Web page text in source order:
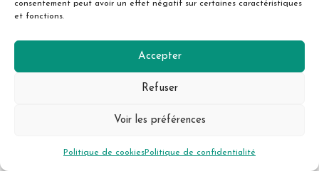
consentement peut avoir un effet négatif sur certaines caractéristiques
et fonctions.
Accepter
Refuser
Voir les préférences
Politique de cookiesPolitique de confidentialité